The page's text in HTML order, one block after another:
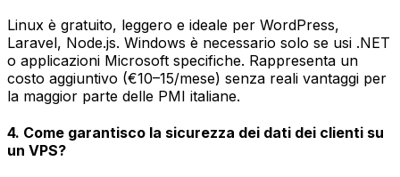
Linux è gratuito, leggero e ideale per WordPress,
Laravel, Node.js. Windows è necessario solo se usi .NET
o applicazioni Microsoft specifiche. Rappresenta un
costo aggiuntivo (€10–15/mese) senza reali vantaggi per
la maggior parte delle PMI italiane.
4. Come garantisco la sicurezza dei dati dei clienti su
un VPS?